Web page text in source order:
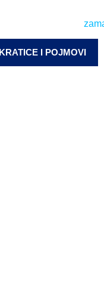
KRATICE I POJMOVI